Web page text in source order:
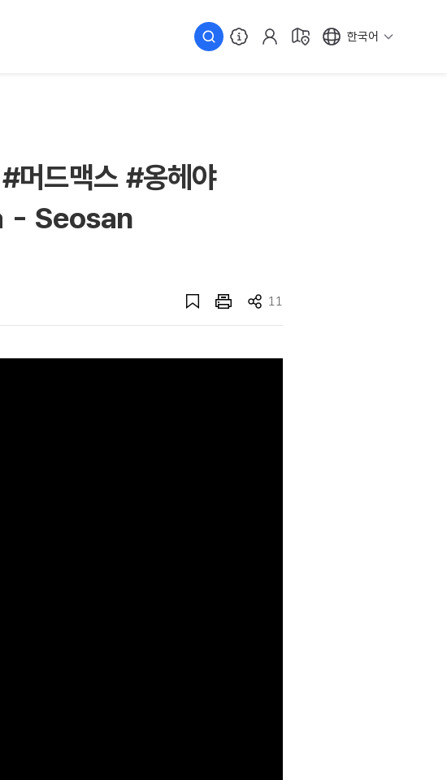
한국어
머드맥스 #옹헤야
- Seosan
11